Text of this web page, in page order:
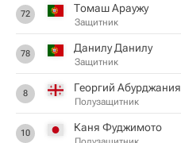
72 Томаш Араужу
Защитник
78 Данилу Данилу
Защитник
8 Георгий Абурджания
Полузащитник
10 Каня Фуджимото